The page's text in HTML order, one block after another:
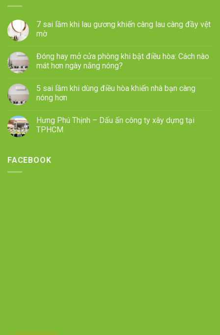
7 sai lầm khi lau gương khiến càng lau càng đầy vệt
mờ
Đóng hay mở cửa phòng khi bật điều hòa: Cách nào
mát hơn ngày nắng nóng?
5 sai lầm khi dùng điều hòa khiến nhà bạn càng
nóng hơn
Hưng Phú Thịnh – Dấu ấn công ty xây dựng tại
TPHCM
FACEBOOK